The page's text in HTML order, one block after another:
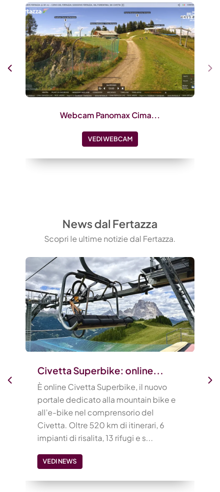
Webcam Panomax Cima...
VEDI WEBCAM
News dal Fertazza
Scopri le ultime notizie dal Fertazza.
Civetta Superbike: online...
È online Civetta Superbike, il nuovo
portale dedicato alla mountain bike e
all’e-bike nel comprensorio del
Civetta. Oltre 520 km di itinerari, 6
impianti di risalita, 13 rifugi e s...
VEDI NEWS